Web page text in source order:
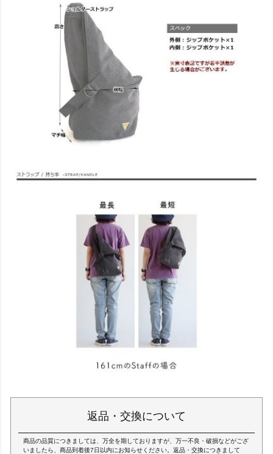
返品・交換について
商品の品質につきましては、万全を期しておりますが、万一不良・破損などがござ
いましたら、商品到着後7日以内にお知らせください。返品・交換につきまして